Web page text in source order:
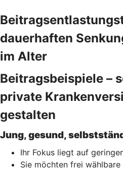
dauerhaften
im Alter
Beitragsbeispiele –
private
gestalten
Jung, gesund,
Ihr Fokus liegt auf
Sie möchten frei